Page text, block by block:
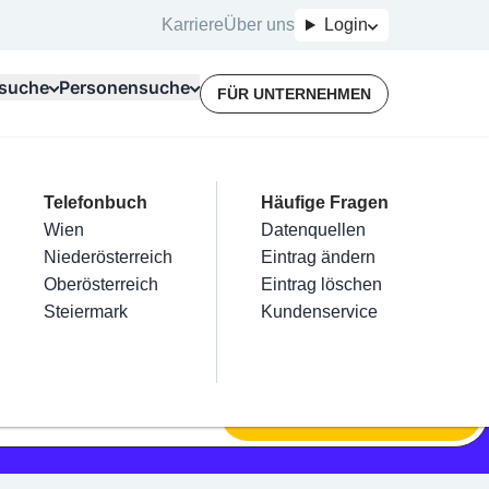
KarriereÜber uns Login
Kategorien
Friseur
Nägel
Haarentfernung
Make-Up
Für Unternehmer
Terminbuchung
Kostenlose Beratung
Top Branchen
Elektriker
Installateure
Maler & Lackierer
Branchen A-Z
Mein Firmeneintrag
Eintrag hinzufügen
Eintrag beanspruchen
Eintrag verwalten
Eintrag bewerben
Personensuche
Telefonbuch
Wien
Niederösterreich
Oberösterreich
Steiermark
Häufige Fragen
Datenquellen
Eintrag ändern
Eintrag löschen
Kundenservice
FÜR UNTERNEHMEN